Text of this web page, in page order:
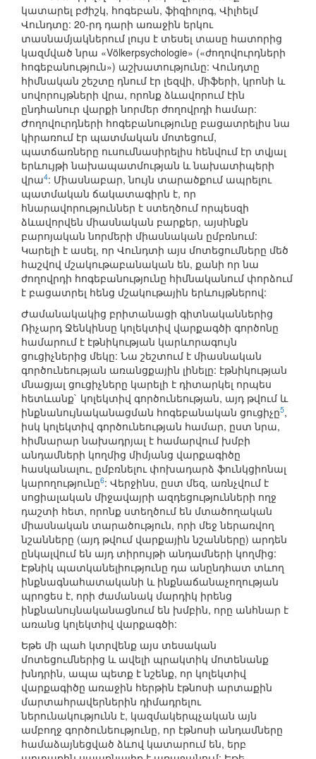
կատարել բժիշկ, հոգեբան, ֆիզիոլոգ, Վիլհելմ
Վունդտը: 20-րդ դարի առաջին երկու
տասնամյակներում լույս է տեսել տասը հատորից
կազմված նրա «Völkerpsychologie» («ժողովուրդների
հոգեբանություն») աշխատությունը: Վունդտը
հիմնական շեշտը դնում էր լեզվի, միֆերի, կրոնի և
սովորույթների վրա, որոնք ձևավորում էին
ընդհանուր վարքի նորմեր ժողովրդի համար:
Ժողովուրդների հոգեբանությունը բացատրելիս նա
կիրառում էր պատմական մոտեցում,
պատճառները ուսումնասիրելիս հենվում էր տվյալ
երևույթի նախապատմության և նախատիպերի
վրա4: Միասնաբար, նույն տարածքում ապրելու
պատմական ճակատագիրն է, որ
հնարավորություններ է ստեղծում որպեսզի
ձևավորվեն միասնական բարքեր, այսինքն
բարոյական նորմերի միասնական ըմբռնում:
Կարելի է ասել, որ Վունդտի այս մոտեցումները մեծ
հաշվով մշակութաբանական են, քանի որ նա
ժողովրդի հոգեբանությունը հիմնականում փորձում
է բացատրել հենց մշակութային երևույթներով:
Ժամանակակից բրիտանացի գիտնականներից
Ռիչարդ Ջենկինսը կոլեկտիվ վարքագծի գործոնը
համարում է էթնիկության կարևորագույն
ցուցիչներից մեկը: Նա շեշտում է միասնական
գործունեության առանցքային լինելը: էթնիկության
մնացյալ ցուցիչները կարելի է դիտարկել որպես
հետևանք` կոլեկտիվ գործունեության, այդ թվում և
ինքնանույնականացման հոգեբանական ցուցիչը5,
իսկ կոլեկտիվ գործունեության համար, ըստ նրա,
հիմնարար նախադրյալ է համարվում խմբի
անդամների կողմից միմյանց վարքագիծը
հասկանալու, ըմբռնելու փոխադարձ ֆունկցիոնալ
կարողությունը6: Վերջինս, ըստ մեզ, առնչվում է
սոցիալական միջավայրի ազդեցությունների ողջ
դաշտի հետ, որոնք ստեղծում են մտածողական
միասնական տարածություն, որի մեջ ներառվող
նշանները (այդ թվում վարքային նշանները) արդեն
ընկալվում են այդ տիրույթի անդամների կողմից:
Էթնիկ պատկանելիությունը դա անընդհատ տևող
ինքնագնահատականի և ինքնաճանաչողության
պրոցես է, որի ժամանակ մարդիկ իրենց
ինքնանույնականացնում են խմբին, որը անհնար է
առանց կոլեկտիվ վարքագծի:
Եթե մի պահ կտրվենք այս տեսական
մոտեցումներից և ավելի պրակտիկ մոտենանք
խնդրին, ապա պետք է նշենք, որ կոլեկտիվ
վարքագիծը առաջին հերթին էթնոսի արտաքին
մարտահրավերներին դիմադրելու
ներունակությունն է, կազմակերպչական այն
ամբողջ գործունեությունը, որ էթնոսի անդամները
համաձայնեցված ձևով կատարում են, երբ